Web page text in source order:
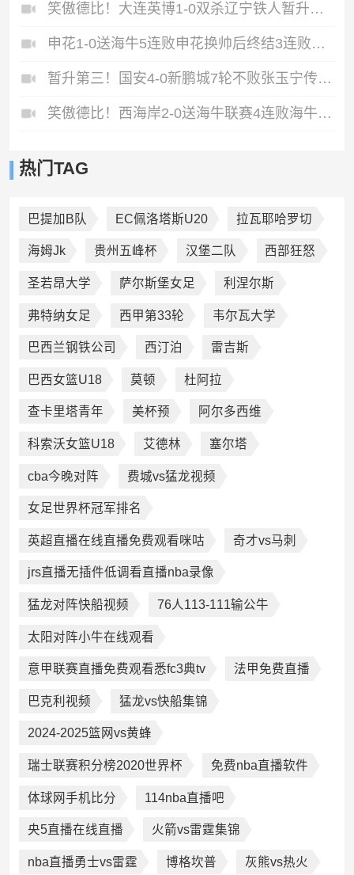
笑傲德比！大连英博1-0双杀辽宁铁人暂升第2斯坦丘远射制胜
申花1-0送海牛5连败申花换帅后终结3连败阿苏埃助攻徐皓阳制胜
暂升第三！国安4-0新鹏城7轮不败张玉宁传射达万双响法比奥破门
笑傲德比！西海岸2-0送海牛联赛4连败海牛仍垫底西海岸升至第二
热门TAG
巴提加B队 EC佩洛塔斯U20 拉瓦耶哈罗切
海姆Jk 贵州五峰杯 汉堡二队 西部狂怒
圣若昂大学 萨尔斯堡女足 利涅尔斯
弗特纳女足 西甲第33轮 韦尔瓦大学
巴西兰钢铁公司 西汀泊 雷吉斯
巴西女篮U18 莫顿 杜阿拉
查卡里塔青年 美杯预 阿尔多西维
科索沃女篮U18 艾德林 塞尔塔
cba今晚对阵 费城vs猛龙视频
女足世界杯冠军排名
英超直播在线直播免费观看咪咕 奇才vs马刺
jrs直播无插件低调看直播nba录像
猛龙对阵快船视频 76人113-111输公牛
太阳对阵小牛在线观看
意甲联赛直播免费观看悉fc3典tv 法甲免费直播
巴克利视频 猛龙vs快船集锦
2024-2025篮网vs黄蜂
瑞士联赛积分榜2020世界杯 免费nba直播软件
体球网手机比分 114nba直播吧
央5直播在线直播 火箭vs雷霆集锦
nba直播勇士vs雷霆 博格坎普 灰熊vs热火